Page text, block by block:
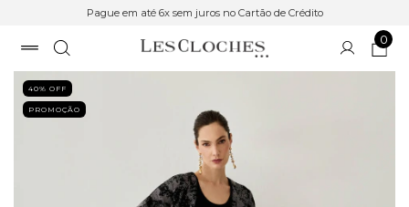
Pague em até 6x sem juros no Cartão de Crédito
0
40% OFF
PROMOÇÃO